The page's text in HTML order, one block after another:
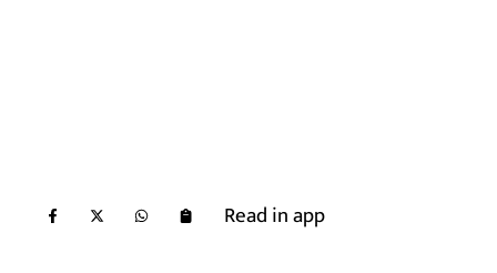
Read in app